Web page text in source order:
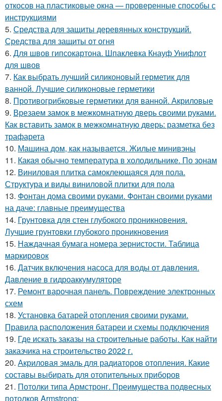
откосов на пластиковые окна — проверенные способы с
инструкциями
5. Средства для защиты деревянных конструкций.
Средства для защиты от огня
6. Для швов гипсокартона. Шпаклевка Кнауф Унифлот
для швов
7. Как выбрать лучший силиконовый герметик для
ванной. Лучшие силиконовые герметики
8. Противогрибковые герметики для ванной. Акриловые
9. Врезаем замок в межкомнатную дверь своими руками.
Как вставить замок в межкомнатную дверь: разметка без
трафарета
10. Машина дом, как называется. Жилые минивэны
11. Какая обычно температура в холодильнике. По зонам
12. Виниловая плитка самоклеющаяся для пола.
Структура и виды виниловой плитки для пола
13. Фонтан дома своими руками. Фонтан своими руками
на даче: главные преимущества
14. Грунтовка для стен глубокого проникновения.
Лучшие грунтовки глубокого проникновения
15. Наждачная бумага номера зернистости. Таблица
маркировок
16. Датчик включения насоса для воды от давления.
Давление в гидроаккумуляторе
17. Ремонт варочная панель. Повреждение электронных
схем
18. Установка батарей отопления своими руками.
Правила расположения батареи и схемы подключения
19. Где искать заказы на строительные работы. Как найти
заказчика на строительство 2022 г.
20. Акриловая эмаль для радиаторов отопления. Какие
составы выбирать для отопительных приборов
21. Потолки типа Армстронг. Преимущества подвесных
потолков Armstrong: